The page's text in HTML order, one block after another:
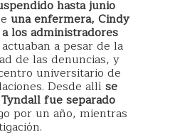
hasta junio
una enfermera, Cindy
los administradores
a pesar de la
de las denuncias, y
universitario de
Desde allí se
fue separado
por un año, mientras